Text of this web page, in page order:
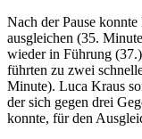
Nach der Pause
ausgleichen (35.
wieder in Führung
führten zu zwei
Minute). Luca Kraus
der sich gegen drei
konnte, für den